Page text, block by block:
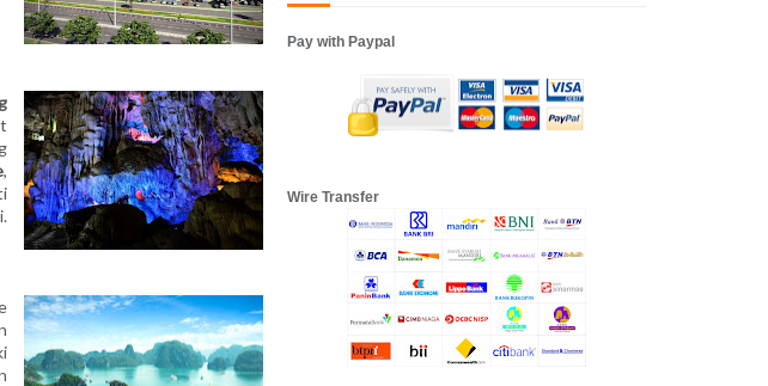
,
Pay with Paypal
Wire Transfer